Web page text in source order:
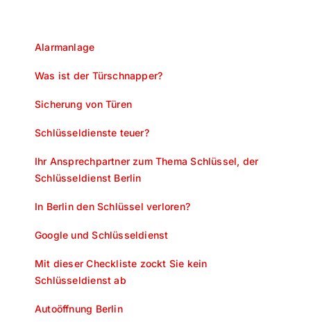
Alarmanlage
Was ist der Türschnapper?
Sicherung von Türen
Schlüsseldienste teuer?
Ihr Ansprechpartner zum Thema Schlüssel, der
Schlüsseldienst Berlin
In Berlin den Schlüssel verloren?
Google und Schlüsseldienst
Mit dieser Checkliste zockt Sie kein
Schlüsseldienst ab
Autoöffnung Berlin